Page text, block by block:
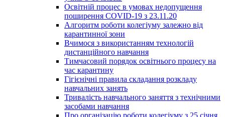
Освітній процес в умовах недопущення
поширення COVID-19 з 23.11.20
Алгоритм роботи колегіуму залежно від
карантинної зони
Вчимося з використанням технологій
дистанційного навчання
Тимчасовий порядок освітнього процесу на
час карантину
Гігієнічні правила складання розкладу
навчальних занять
Тривалість навчального заняття з технічними
засобами навчання
Про організацію роботи колегіуму з 25 січня